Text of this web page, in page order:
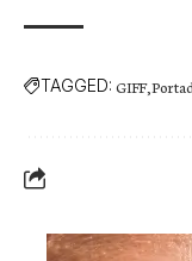
TAGGED: GIFF